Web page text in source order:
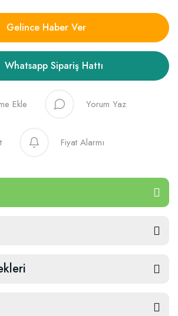
Gelince Haber Ver
Whatsapp Sipariş Hattı
Yorum Yaz
Fiyat Alarmı